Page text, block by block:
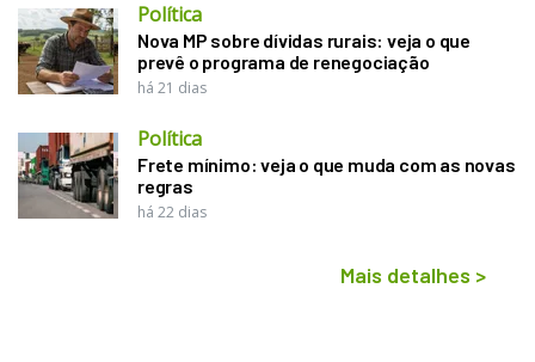
Política
Nova MP sobre dívidas rurais: veja o que
prevê o programa de renegociação
há 21 dias
Política
Frete mínimo: veja o que muda com as novas
regras
há 22 dias
Mais detalhes >